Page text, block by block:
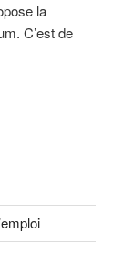
la
C’est de